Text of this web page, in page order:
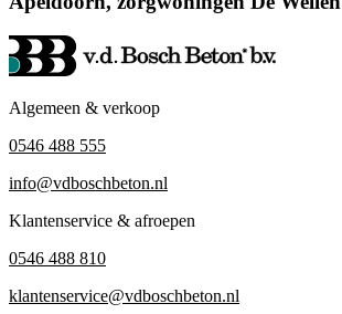
Algemeen & verkoop
0546 488 555
info@vdboschbeton.nl
Klantenservice & afroepen
0546 488 810
klantenservice@vdboschbeton.nl